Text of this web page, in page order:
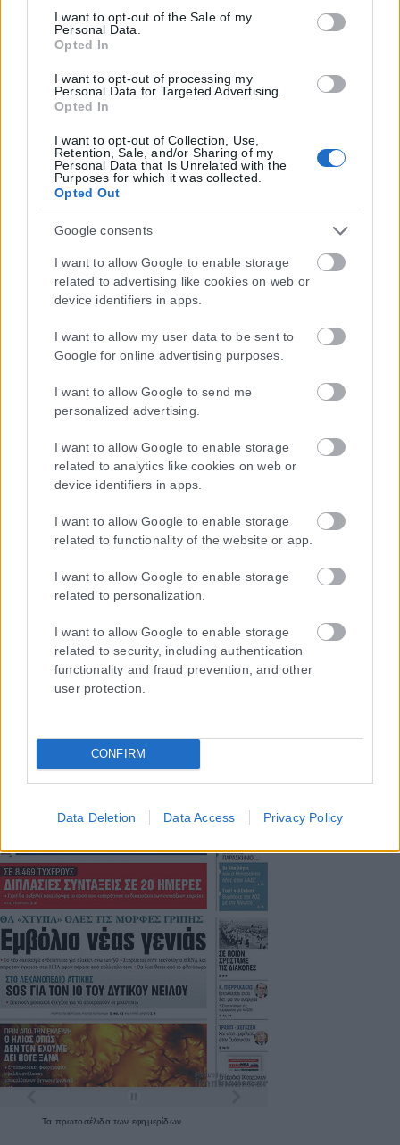
Google consent section.
I want to opt-out of the Sale of my
Personal Data.
Opted In
I want to opt-out of processing my
Personal Data for Targeted Advertising.
Opted In
I want to opt-out of Collection, Use,
Retention, Sale, and/or Sharing of my
Personal Data that Is Unrelated with the
Purposes for which it was collected.
Opted Out
Google consents
I want to allow Google to enable storage
related to advertising like cookies on web or
device identifiers in apps.
I want to allow my user data to be sent to
Google for online advertising purposes.
I want to allow Google to send me
personalized advertising.
I want to allow Google to enable storage
related to analytics like cookies on web or
device identifiers in apps.
I want to allow Google to enable storage
related to functionality of the website or app.
I want to allow Google to enable storage
related to personalization.
I want to allow Google to enable storage
related to security, including authentication
functionality and fraud prevention, and other
user protection.
CONFIRM
Data Deletion Data Access Privacy Policy
Η εταιρεία με την επωνυμία “POLITICAL MEDIA GROUP A.E.” και κατ’
επέκταση η ιστοσελίδα που κατέχει αυτή “www.karfitsa.gr”
συμμορφώνονται με τη Σύσταση (ΕΕ) 2018/334 της Επιτροπής της
1ης Μαρτίου 2018 σχετικά με τα μέτρα για την αποτελεσματική
αντιμετώπιση του παράνομου περιεχομένου στο διαδίκτυο (L 63).
Μοναδικός αριθμός Μ.Η.Τ. 262048
Τα πρωτοσέλιδατων εφημερίδων